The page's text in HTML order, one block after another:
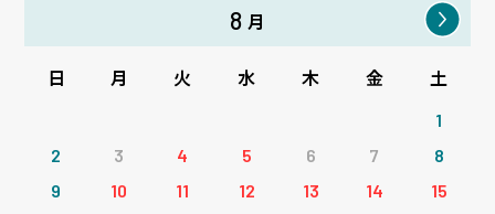
8 月
日 月 火 水 木 金 土
1
2
3 4 5 6 7
8
9
10 11 12 13 14
15